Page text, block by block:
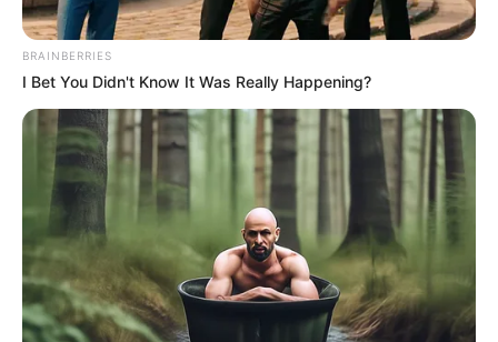
Rating
Cerita
Pemain
Musik
BRAINBERRIES
I Bet You Didn't Know It Was Really Happening?